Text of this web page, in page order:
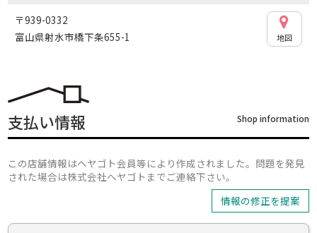
〒939-0332
富山県射水市橋下条655-1
地図
支払い情報 Shop information
この店舗情報はヘヤゴト会員等により作成されました。問題を発見
された場合は株式会社ヘヤゴトまでご連絡下さい。
情報の修正を提案